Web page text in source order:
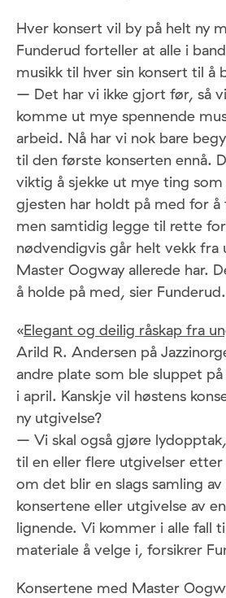
Hver konsert vil by på helt ny
Funderud forteller at alle i
musikk til hver sin konsert til å
– Det har vi ikke gjort før, så
komme ut mye spennende
arbeid. Nå har vi nok bare
til den første konserten ennå.
viktig å sjekke ut mye ting
gjesten har holdt på med for å
men samtidig legge til rette
nødvendigvis går helt vekk fra
Master Oogway allerede har.
å holde på med, sier Funderud.
«Elegant og deilig råskap fra
Arild R. Andersen på
andre plate som ble sluppet
i april. Kanskje vil høstens
ny utgivelse?
– Vi skal også gjøre
til en eller flere utgivelser
om det blir en slags samling
konsertene eller utgivelse av
lignende. Vi kommer i alle fall
materiale å velge i, forsikrer
Konsertene med Master